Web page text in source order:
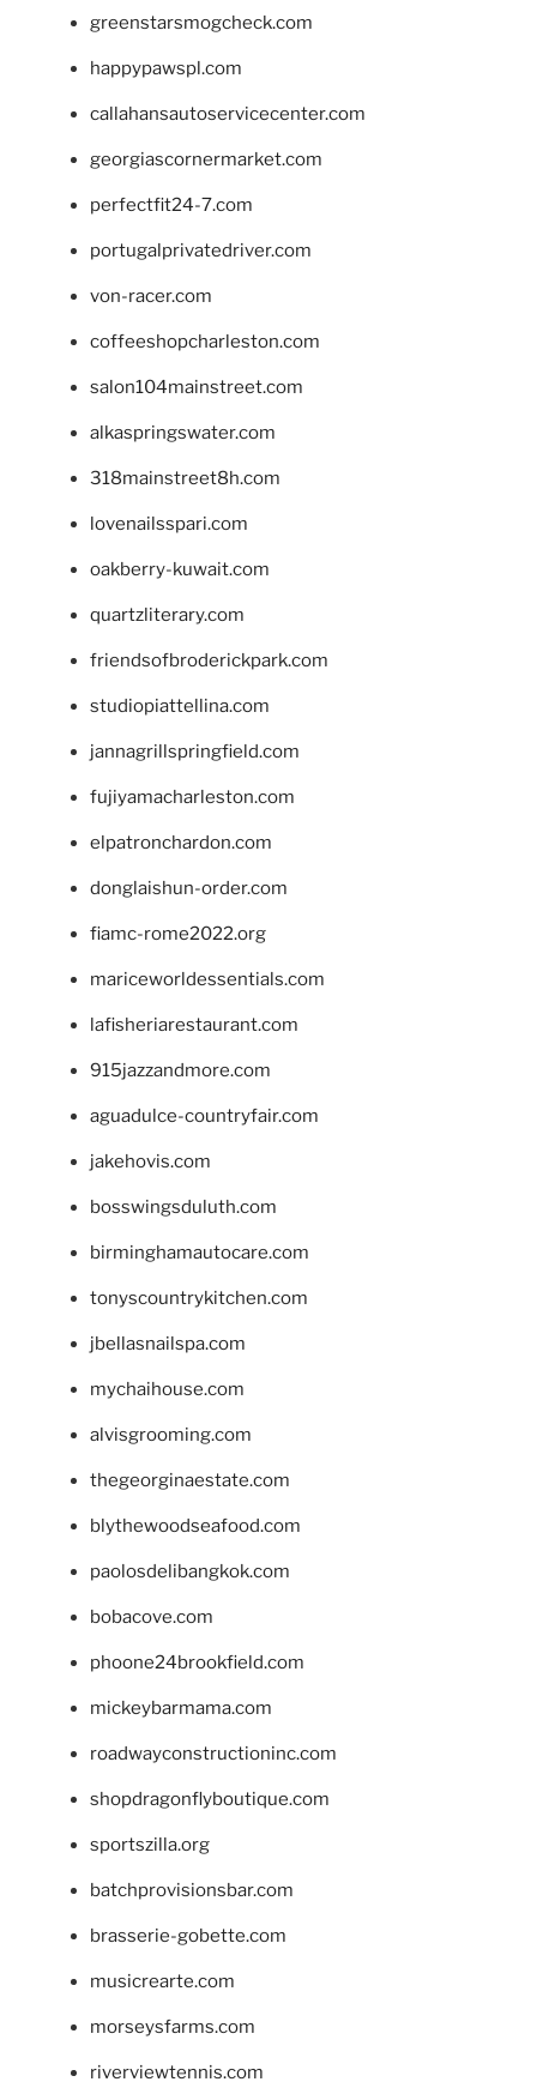
greenstarsmogcheck.com
happypawspl.com
callahansautoservicecenter.com
georgiascornermarket.com
perfectfit24-7.com
portugalprivatedriver.com
von-racer.com
coffeeshopcharleston.com
salon104mainstreet.com
alkaspringswater.com
318mainstreet8h.com
lovenailsspari.com
oakberry-kuwait.com
quartzliterary.com
friendsofbroderickpark.com
studiopiattellina.com
jannagrillspringfield.com
fujiyamacharleston.com
elpatronchardon.com
donglaishun-order.com
fiamc-rome2022.org
mariceworldessentials.com
lafisheriarestaurant.com
915jazzandmore.com
aguadulce-countryfair.com
jakehovis.com
bosswingsduluth.com
birminghamautocare.com
tonyscountrykitchen.com
jbellasnailspa.com
mychaihouse.com
alvisgrooming.com
thegeorginaestate.com
blythewoodseafood.com
paolosdelibangkok.com
bobacove.com
phoone24brookfield.com
mickeybarmama.com
roadwayconstructioninc.com
shopdragonflyboutique.com
sportszilla.org
batchprovisionsbar.com
brasserie-gobette.com
musicrearte.com
morseysfarms.com
riverviewtennis.com